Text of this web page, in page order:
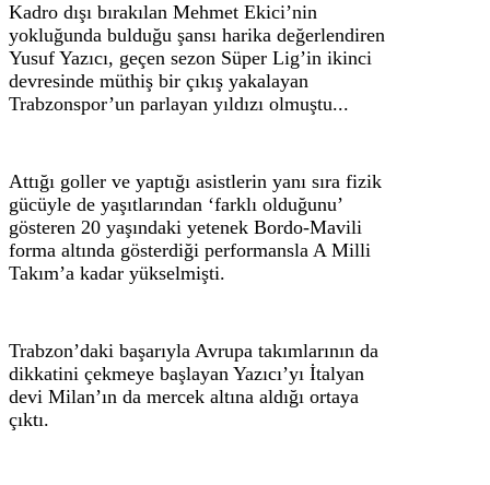
Kadro dışı bırakılan Mehmet Ekici’nin
yokluğunda bulduğu şansı harika değerlendiren
Yusuf Yazıcı, geçen sezon Süper Lig’in ikinci
devresinde müthiş bir çıkış yakalayan
Trabzonspor’un parlayan yıldızı olmuştu...
Attığı goller ve yaptığı asistlerin yanı sıra fizik
gücüyle de yaşıtlarından ‘farklı olduğunu’
gösteren 20 yaşındaki yetenek Bordo-Mavili
forma altında gösterdiği performansla A Milli
Takım’a kadar yükselmişti.
Trabzon’daki başarıyla Avrupa takımlarının da
dikkatini çekmeye başlayan Yazıcı’yı İtalyan
devi Milan’ın da mercek altına aldığı ortaya
çıktı.